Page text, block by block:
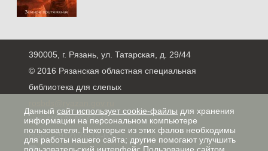
390005, г. Рязань, ул. Татарская, д. 29/44
© 2016 Рязанская областная специальная
библиотека для слепых
тел. (4912) 96-61-40,
факс (4912) 76-14-63
Данный сайт использует cookie-файлы для хранения
информации на персональном компьютере
пользователя. Некоторые из этих фалов необходимы
для работы нашего сайта; другие помогают улучшить